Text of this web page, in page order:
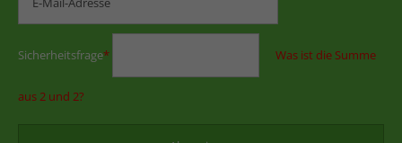
Sicherheitsfrage* Was ist die Summe
aus 2 und 2?